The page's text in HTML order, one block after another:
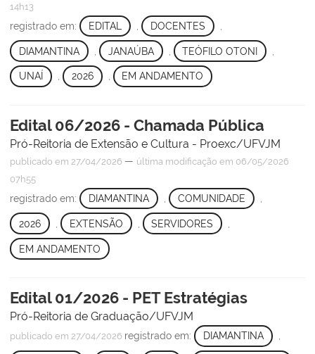
14h13
registrado em: EDITAL DOCENTES
DIAMANTINA JANAÚBA TEÓFILO OTONI
UNAÍ , 2026 , EM ANDAMENTO
Edital 06/2026 - Chamada Pública
Pró-Reitoria de Extensão e Cultura - Proexc/UFVJM
publicado em 27/04/2026 — última modificação em 06/05/2026
07h55
registrado em: DIAMANTINA COMUNIDADE
2026 EXTENSÃO SERVIDORES
EM ANDAMENTO
Edital 01/2026 - PET Estratégias
Pró-Reitoria de Graduação/UFVJM
publicado em 27/04/2026 registrado em: DIAMANTINA ,